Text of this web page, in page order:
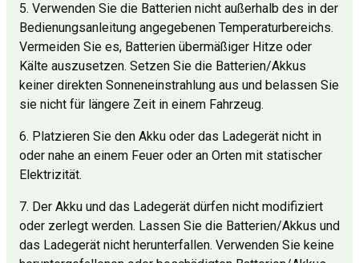
5. Verwenden Sie die Batterien nicht außerhalb des in der
Bedienungsanleitung angegebenen Temperaturbereichs.
Vermeiden Sie es, Batterien übermäßiger Hitze oder
Kälte auszusetzen. Setzen Sie die Batterien/Akkus
keiner direkten Sonneneinstrahlung aus und belassen Sie
sie nicht für längere Zeit in einem Fahrzeug.
6. Platzieren Sie den Akku oder das Ladegerät nicht in
oder nahe an einem Feuer oder an Orten mit statischer
Elektrizität.
7. Der Akku und das Ladegerät dürfen nicht modifiziert
oder zerlegt werden. Lassen Sie die Batterien/Akkus und
das Ladegerät nicht herunterfallen. Verwenden Sie keine